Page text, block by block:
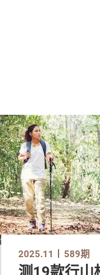
2025.11 589期